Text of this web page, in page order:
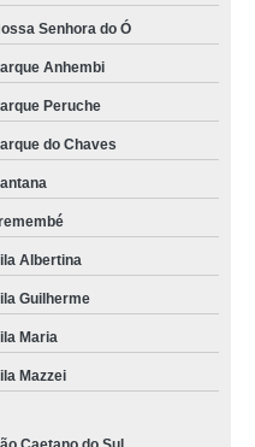
Senhora do Ó
Anhembi
Peruche
do Chaves
Albertina
Guilherme
Maria
Mazzei